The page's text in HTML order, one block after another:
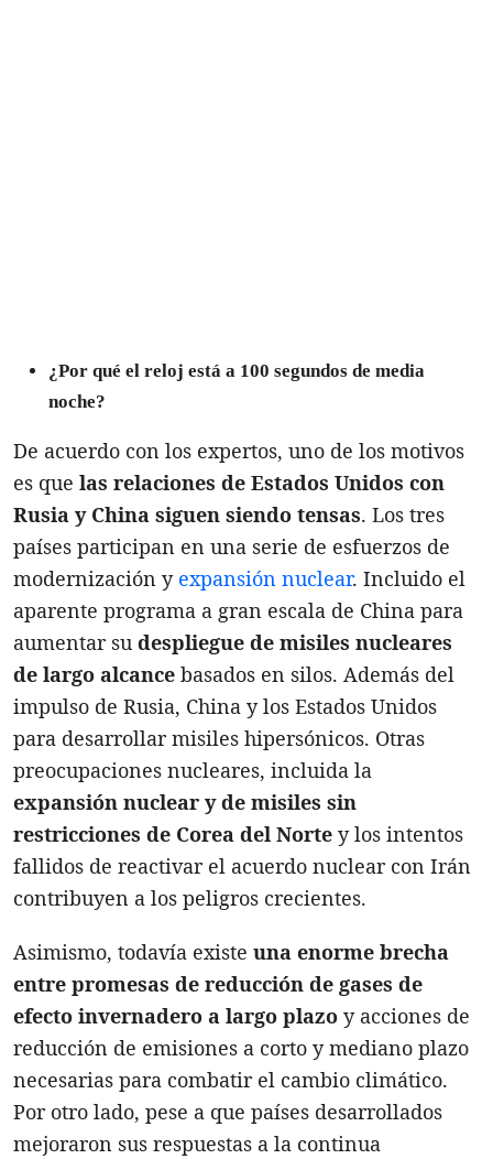
¿Por qué el reloj está a 100 segundos de media
noche?
De acuerdo con los expertos, uno de los motivos
es que las relaciones de Estados Unidos con
Rusia y China siguen siendo tensas. Los tres
países participan en una serie de esfuerzos de
modernización y expansión nuclear. Incluido el
aparente programa a gran escala de China para
aumentar su despliegue de misiles nucleares
de largo alcance basados en silos. Además del
impulso de Rusia, China y los Estados Unidos
para desarrollar misiles hipersónicos. Otras
preocupaciones nucleares, incluida la
expansión nuclear y de misiles sin
restricciones de Corea del Norte y los intentos
fallidos de reactivar el acuerdo nuclear con Irán
contribuyen a los peligros crecientes.
Asimismo, todavía existe una enorme brecha
entre promesas de reducción de gases de
efecto invernadero a largo plazo y acciones de
reducción de emisiones a corto y mediano plazo
necesarias para combatir el cambio climático.
Por otro lado, pese a que países desarrollados
mejoraron sus respuestas a la continua